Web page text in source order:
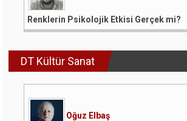
Renklerin Psikolojik Etkisi Gerçek mi?
DT Kültür Sanat
Oğuz Elbaş